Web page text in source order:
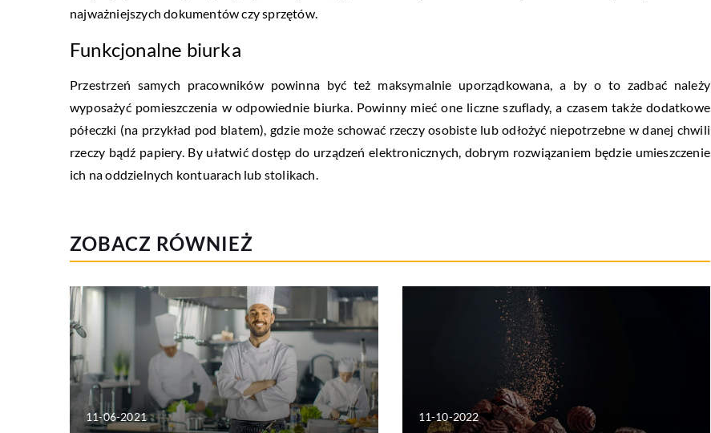
najważniejszych dokumentów czy sprzętów.
Funkcjonalne biurka
Przestrzeń samych pracowników powinna być też maksymalnie uporządkowana, a by o to zadbać należy
wyposażyć pomieszczenia w odpowiednie biurka. Powinny mieć one liczne szuflady, a czasem także dodatkowe
półeczki (na przykład pod blatem), gdzie może schować rzeczy osobiste lub odłożyć niepotrzebne w danej chwili
rzeczy bądź papiery. By ułatwić dostęp do urządzeń elektronicznych, dobrym rozwiązaniem będzie umieszczenie
ich na oddzielnych kontuarach lub stolikach.
ZOBACZ RÓWNIEŻ
11-06-2021 11-10-2022